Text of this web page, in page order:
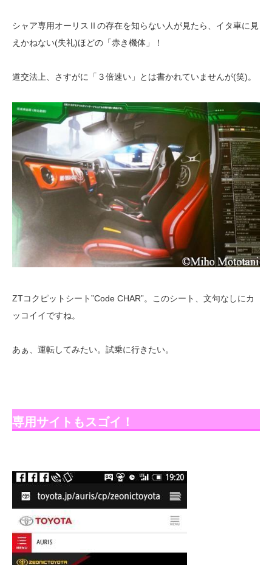
シャア専用オーリスⅡの存在を知らない人が見たら、イタ車に見
えかねない(失礼)ほどの「赤き機体」！
道交法上、さすがに「３倍速い」とは書かれていませんが(笑)。
ZTコクピットシート”Code CHAR”。このシート、文句なしにカ
ッコイイですね。
あぁ、運転してみたい。試乗に行きたい。
専用サイトもスゴイ！